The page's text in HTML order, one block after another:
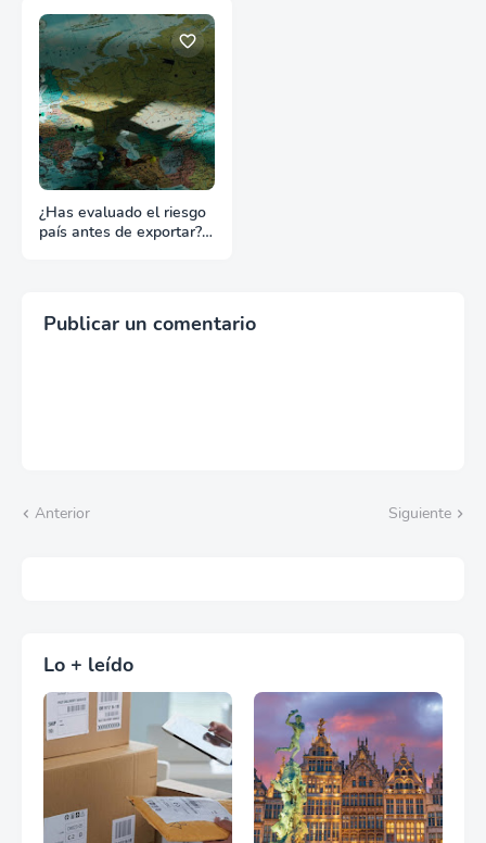
¿Has evaluado el riesgo
país antes de exportar?
Publicar un comentario
Anterior Siguiente
Lo + leído